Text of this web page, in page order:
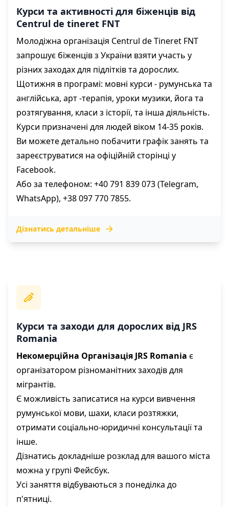
Курси та активності для біженців від
Centrul de tineret FNT
Молодіжна організація Centrul de Tineret FNT
запрошує біженців з України взяти участь у
різних заходах для підлітків та дорослих.
Щотижня в програмі: мовні курси - румунська та
англійська, арт -терапія, уроки музики, йога та
розтягування, класи з історії, та інша діяльність.
Курси призначені для людей віком 14-35 років.
Ви можете детально побачити графік занять та
зареєструватися на офіційній сторінці у
Facebook.
Або за телефоном: +40 791 839 073 (Telegram,
WhatsApp), +38 097 770 7855.
Дізнатись детальніше
Курси та заходи для дорослих від JRS
Romania
Некомерційна Організація JRS Romania є
організатором різноманітних заходів для
мігрантів.
Є можливість записатися на курси вивчення
румунської мови, шахи, класи розтяжки,
отримати соціально-юридичні консультації та
інше.
Дізнатись докладніше розклад для вашого міста
можна у групі Фейсбук.
Усі заняття відбуваються з понеділка до
п'ятниці.